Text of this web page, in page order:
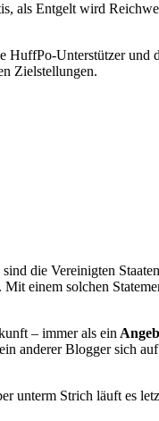
als Entgelt wird
HuffPo-Unterstützer und
Zielstellungen.
die Vereinigten
einem solchen
– immer als ein
anderer Blogger sich
unterm Strich läuft es